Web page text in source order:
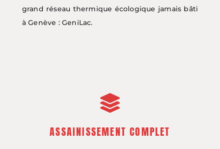
grand réseau thermique écologique jamais bâti
à Genève : GeniLac.
ASSAINISSEMENT COMPLET